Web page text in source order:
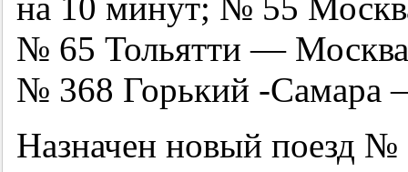
№ 65 Тольятти —
№ 368 Горький -Самара
Назначен новый поезд